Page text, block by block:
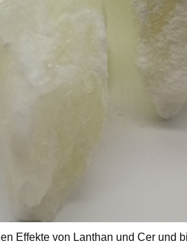
Effekte von Lanthan und Cer und